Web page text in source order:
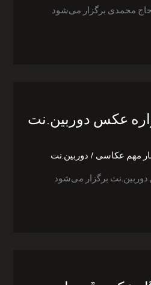
محمدی برگزار می‌شود
عکس دوربین.نت
مهم عکاسی / دوربین.نت
برگزار می‌شود